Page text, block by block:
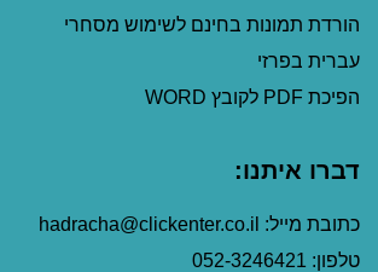
הורדת תמונות בחינם לשימוש מסחרי
עברית בפרזי
הפיכת PDF לקובץ WORD
דברו איתנו:
כתובת מייל: hadracha@clickenter.co.il
טלפון: 052-3246421